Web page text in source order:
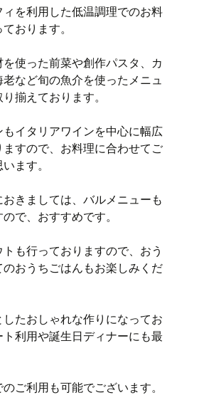
を利用した低温調理でのお料
おります。
使った前菜や創作パスタ、カ
など旬の魚介を使ったメニュ
揃えております。
もイタリアワインを中心に幅広
ますので、お料理に合わせてご
ます。
きましては、バルメニューも
で、おすすめです。
も行っておりますので、おう
おうちごはんもお楽しみくだ
たおしゃれな作りになってお
ト利用や誕生日ディナーにも最
ご利用も可能でございます。